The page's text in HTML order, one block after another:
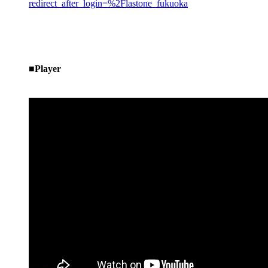
redirect_after_login=%2Flastone_fukuoka
■Player